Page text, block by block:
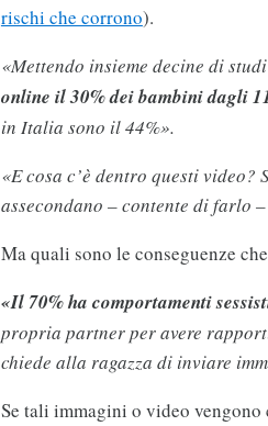
rischi che corrono).
«Mettendo insieme decine di
online il 30% dei bambini dagli
in Italia sono il 44%».
«E cosa c’è dentro questi video?
assecondano – contente di farlo
Ma quali sono le conseguenze
«Il 70% ha comportamenti
propria partner per avere
chiede alla ragazza di inviare
Se tali immagini o video